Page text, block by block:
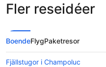
Fler reseidéer
BoendeFlygPaketresor
Fjällstugor i Champoluc